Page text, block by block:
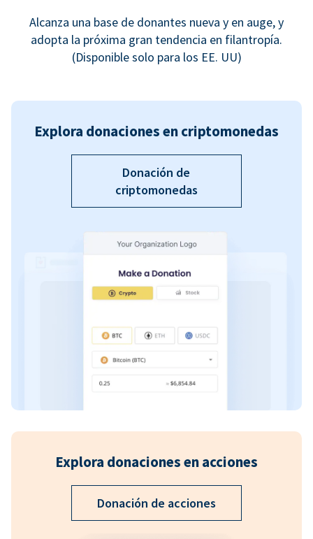
Alcanza una base de donantes nueva y en auge, y
adopta la próxima gran tendencia en filantropía.
(Disponible solo para los EE. UU)
Explora donaciones en criptomonedas
Donación de
criptomonedas
Explora donaciones en acciones
Donación de acciones